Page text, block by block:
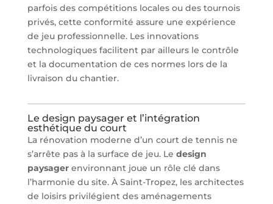
parfois des compétitions locales ou des tournois
privés, cette conformité assure une expérience
de jeu professionnelle. Les innovations
technologiques facilitent par ailleurs le contrôle
et la documentation de ces normes lors de la
livraison du chantier.
Le design paysager et l’intégration
esthétique du court
La rénovation moderne d’un court de tennis ne
s’arrête pas à la surface de jeu. Le design
paysagerenvironnant joue un rôle clé dans
l’harmonie du site. À Saint-Tropez, les architectes
de loisirs privilégient des aménagements